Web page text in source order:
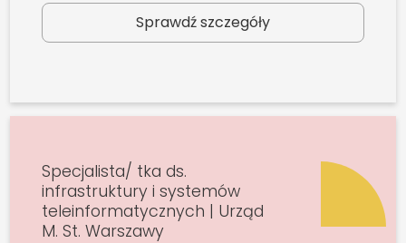
Sprawdź szczegóły
Specjalista/ tka ds.
infrastruktury i systemów
teleinformatycznych | Urząd
M. St. Warszawy